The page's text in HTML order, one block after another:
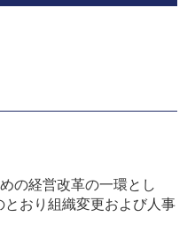
の経営改革の一環とし
とおり組織変更および人事